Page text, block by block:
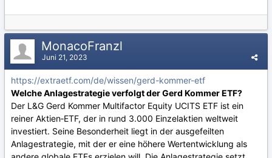
MonacoFranzl
Juni 21, 2023
https://extraetf.com/de/wissen/gerd-kommer-etf
Welche Anlagestrategie verfolgt der Gerd Kommer ETF?
Der L&G Gerd Kommer Multifactor Equity UCITS ETF ist ein
reiner Aktien‑ETF, der in rund 3.000 Einzelaktien weltweit
investiert. Seine Besonderheit liegt in der ausgefeilten
Anlagestrategie, mit der er eine höhere Wertentwicklung als